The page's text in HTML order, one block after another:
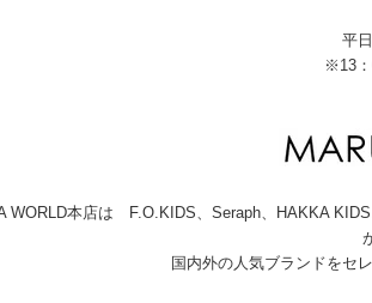
平
※13：
WORLD本店は F.O.KIDS、Seraph、HAKKA
国内外の人気ブランドをセ